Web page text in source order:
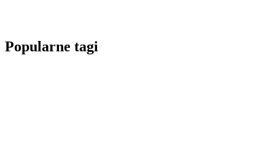
Popularne tagi